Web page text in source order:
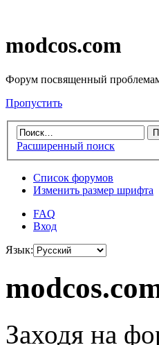
modcos.com
Форум посвященный
Пропустить
Расширенный поиск
Список форумов
Изменить размер шрифта
FAQ
Вход
Язык:
Заходя на